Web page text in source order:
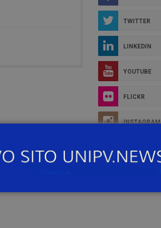
TWITTER
LINKEDIN
YOUTUBE
FLICKR
INSTAGRAM